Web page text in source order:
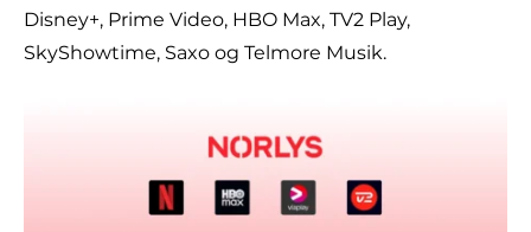
Disney+, Prime Video, HBO Max, TV2 Play,
SkyShowtime, Saxo og Telmore Musik.